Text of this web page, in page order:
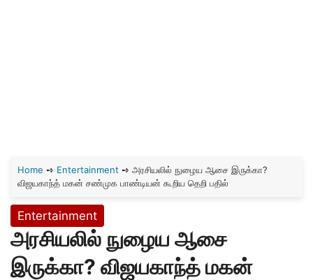
Home ➺ Entertainment ➺ அரசியலில் நுழைய ஆசை இருக்கா?
விஜயகாந்த் மகன் சண்முக பாண்டியன் கூறிய தெறி பதில்
Entertainment
அரசியலில் நுழைய ஆசை
இருக்கா? விஜயகாந்த் மகன்